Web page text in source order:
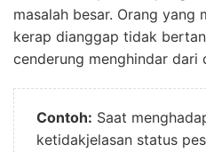
masalah besar. Orang yang
kerap dianggap tidak
cenderung menghindar dari
Contoh: Saat
ketidakjelasan status